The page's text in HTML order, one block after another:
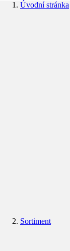
Úvodní stránka
Sortiment